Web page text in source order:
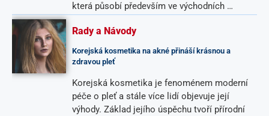
která působí především ve východních …
Rady a Návody
Korejská kosmetika na akné přináší krásnou a
zdravou pleť
Korejská kosmetika je fenoménem moderní
péče o pleť a stále více lidí objevuje její
výhody. Základ jejího úspěchu tvoří přírodní